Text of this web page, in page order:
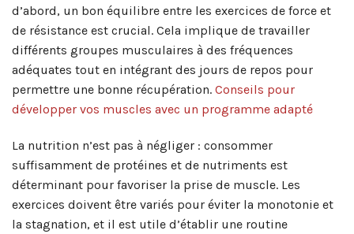
d’abord, un bon équilibre entre les exercices de force et
de résistance est crucial. Cela implique de travailler
différents groupes musculaires à des fréquences
adéquates tout en intégrant des jours de repos pour
permettre une bonne récupération. Conseils pour
développer vos muscles avec un programme adapté
La nutrition n’est pas à négliger : consommer
suffisamment de protéines et de nutriments est
déterminant pour favoriser la prise de muscle. Les
exercices doivent être variés pour éviter la monotonie et
la stagnation, et il est utile d’établir une routine